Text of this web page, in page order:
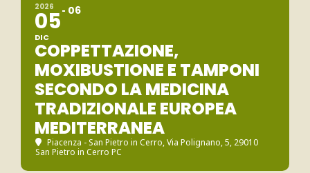
2026
05
DIC
06
COPPETTAZIONE,
MOXIBUSTIONE E TAMPONI
SECONDO LA MEDICINA
TRADIZIONALE EUROPEA
MEDITERRANEA
Piacenza - San Pietro in Cerro, Via Polignano, 5, 29010
San Pietro in Cerro PC